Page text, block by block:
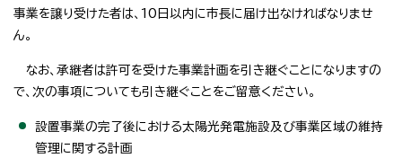
事業を譲り受けた者は、10日以内に市長に届け出なければなりませ
ん。
なお、承継者は許可を受けた事業計画を引き継ぐことになりますの
で、次の事項についても引き継ぐことをご留意ください。
設置事業の完了後における太陽光発電施設及び事業区域の維持
管理に関する計画